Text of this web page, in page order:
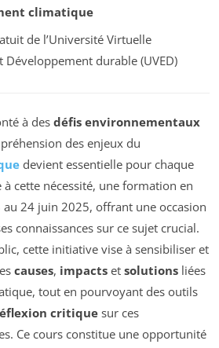
climatique
de l’Université Virtuelle
Développement durable (UVED)
à des défis environnementaux
des enjeux du
devient essentielle pour chaque
cette nécessité, une formation en
24 juin 2025, offrant une occasion
connaissances sur ce sujet crucial.
cette initiative vise à sensibiliser et
causes, impacts et solutions liées
tout en pourvoyant des outils
critiquesur ces
Ce cours constitue une opportunité